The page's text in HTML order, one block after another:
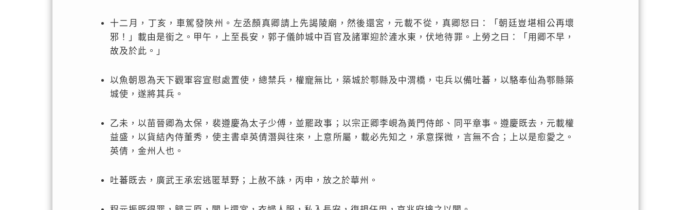
十二月，丁亥，車駕發陝州。左丞顏真卿請上先謁陵廟，然後還宮，元載不從，真卿怒曰：「朝廷豈堪相公再壞
邪！」載由是銜之。甲午，上至長安，郭子儀帥城中百官及諸軍迎於滻水東，伏地待罪。上勞之曰：「用卿不早，
故及於此。」
以魚朝恩為天下觀軍容宣慰處置使，總禁兵，權寵無比，築城於鄠縣及中渭橋，屯兵以備吐蕃，以駱奉仙為鄠縣築
城使，遂將其兵。
乙未，以苗晉卿為太保，裴遵慶為太子少傅，並罷政事；以宗正卿李峴為黃門侍郎、同平章事。遵慶既去，元載權
益盛，以貨結內侍董秀，使主書卓英倩潛與往來，上意所屬，載必先知之，承意探微，言無不合；上以是愈愛之。
英倩，金州人也。
吐蕃既去，廣武王承宏逃匿草野；上赦不誅，丙申，放之於華州。